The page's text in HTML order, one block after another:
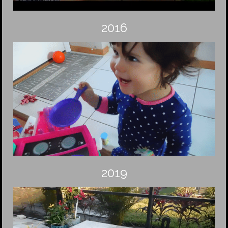
2016
2019